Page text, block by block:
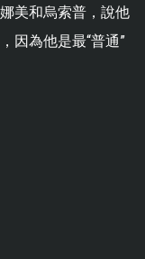
美和烏索普，說他
因為他是最“普通”